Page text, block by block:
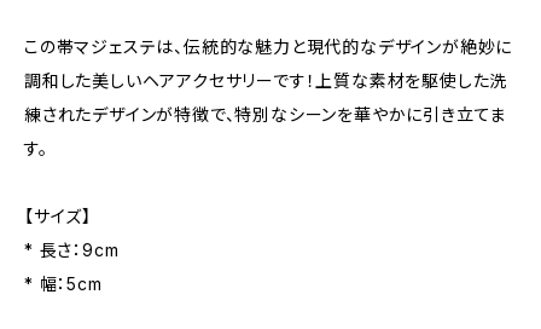
この帯マジェステは、伝統的な魅力と現代的なデザインが絶妙に
調和した美しいヘアアクセサリーです！上質な素材を駆使した洗
練されたデザインが特徴で、特別なシーンを華やかに引き立てま
す。
【サイズ】
* 長さ：9cm
* 幅：5cm